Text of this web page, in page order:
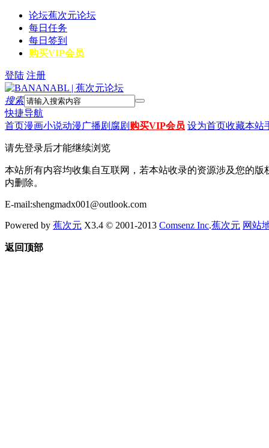
论坛蕉次元论坛
每日任务
每日签到
购买VIP会员
登陆 注册
搜索
快捷导航
首页漫画小说动漫广播剧 腐剧 购买VIP会员 设为首页收藏本站
请先登录后才能继续浏览
本站所有内容均收集自互联网，若本站收录的资源涉及您的
内删除。
E-mail:shengmadx001@outlook.com
Powered by 蕉次元 X3.4 © 2001-2013 Comsenz Inc.蕉次元 网站
返回顶部